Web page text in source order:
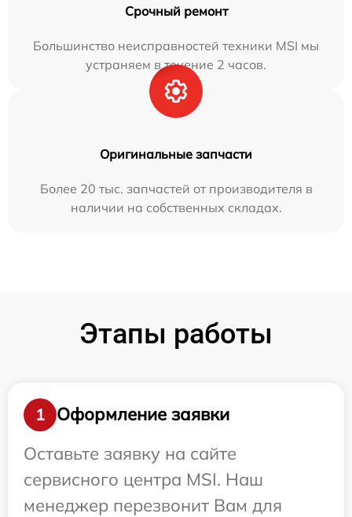
Срочный ремонт
Большинство неисправностей техники MSI мы
устраняем в течение 2 часов.
Оригинальные запчасти
Более 20 тыс. запчастей от производителя в
наличии на собственных складах.
Этапы работы
1
Оформление заявки
Оставьте заявку на сайте
сервисного центра MSI. Наш
менеджер перезвонит Вам для